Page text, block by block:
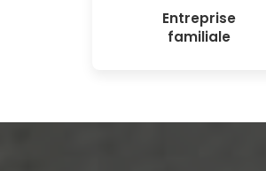
Entreprise
familiale